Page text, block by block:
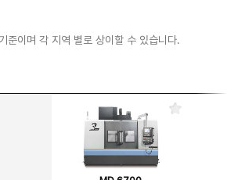
준이며 각 지역 별로 상이할 수 있습니다.